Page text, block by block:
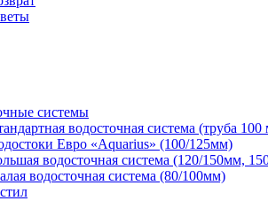
системы
водосточная система (труба
Евро «Aquarius» (100/125мм)
водосточная система (120/150мм,
водосточная система (80/100мм)